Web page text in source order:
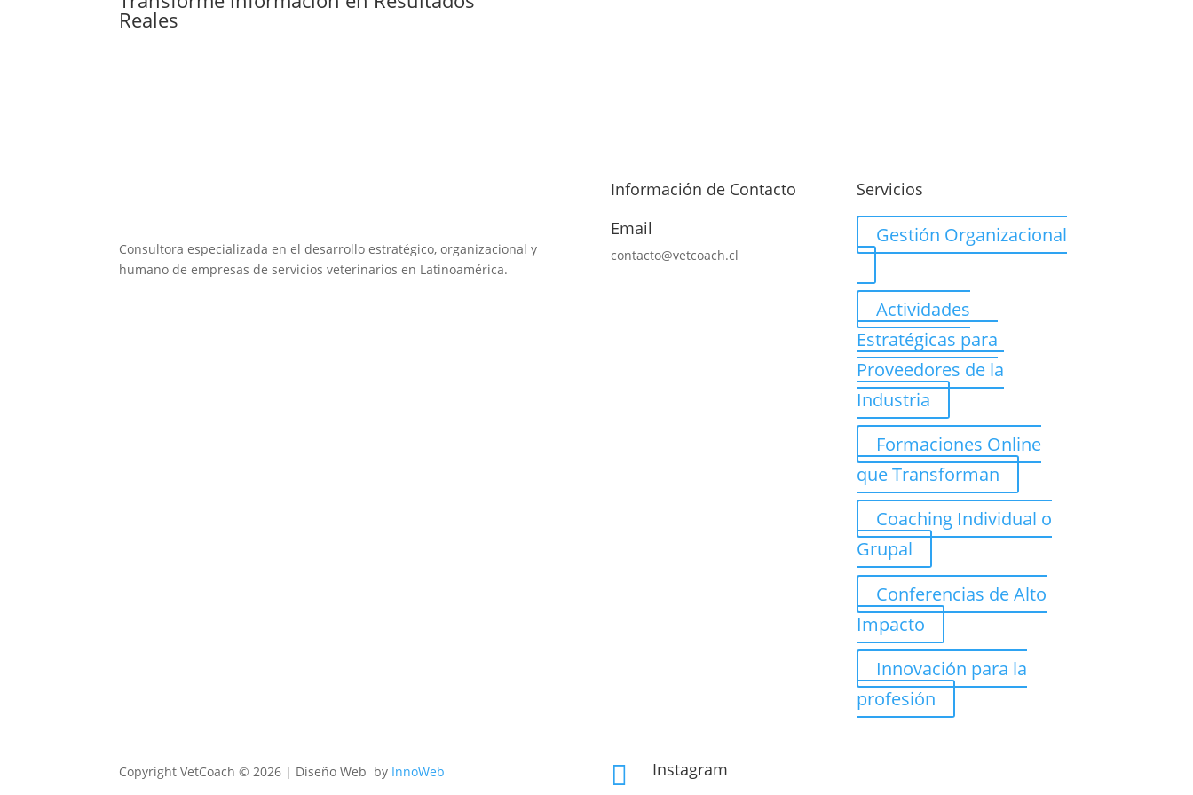
Reales
Consultora especializada en el desarrollo estratégico, organizacional y
humano de empresas de servicios veterinarios en Latinoamérica.
Información de Contacto
Email
contacto@vetcoach.cl
Servicios
Gestión Organizacional
Actividades
Estratégicas para
Proveedores de la
Industria
Formaciones Online
que Transforman
Coaching Individual o
Grupal
Conferencias de Alto
Impacto
Innovación para la
profesión
Copyright VetCoach © 2026 | Diseño Web by InnoWeb  Instagram